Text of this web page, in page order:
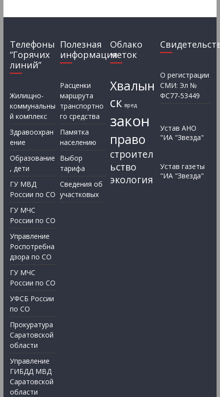
Телефоны
“Горячих
линий”
Жилищно-
коммунальны
й комплекс
Здравоохран
ение
Образование
, дети
ГУ МВД
России по СО
ГУ МЧС
России по СО
Управление
Роспотребна
дзора по СО
ГУ МЧС
России по СО
УФСБ России
по СО
Прокуратура
Саратовской
области
Управление
ГИБДД МВД
Саратовской
области
Полезная
информация
Расценки
маршрута
транспортно
го средства
Памятка
населению
Выбор
тарифа
Сведения об
участковых
Облако
меток
Хвалын
ск вред
закон
право
строител
ьство
экология
О регистрации
СМИ: Эл №
ФС77-53449
Устав АНО
"ИА "Звезда"
Устав газеты
"ИА "Звезда"